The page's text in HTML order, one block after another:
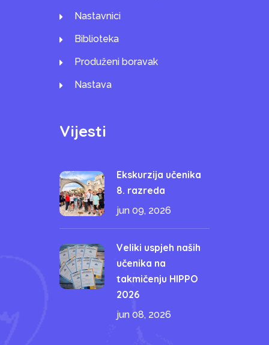
Nastavnici
Biblioteka
Produženi boravak
Nastava
Vijesti
Ekskurzija učenika
8. razreda
jun 09, 2026
Veliki uspjeh naših
učenika na
takmičenju HIPPO
2026
jun 08, 2026